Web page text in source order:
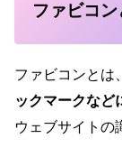
ファビコ
ファビコンとは、
ックマークなど
ウェブサイトの